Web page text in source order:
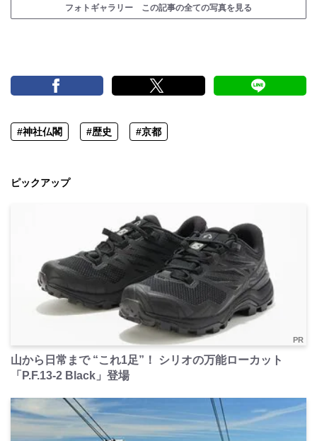
フォトギャラリー この記事の全ての写真を見る
#神社仏閣 #歴史 #京都
ピックアップ
PR
山から日常まで “これ1足”！ シリオの万能ローカット
「P.F.13-2 Black」登場